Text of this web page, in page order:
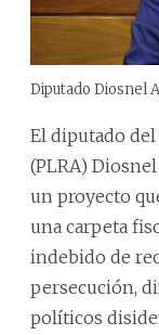
Diputado Diosnel
El diputado
(PLRA)
un proyecto
una carpeta
indebido de
persecución,
políticos